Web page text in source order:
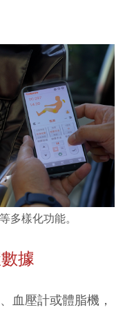
多樣化功能。
據
血壓計或體脂機，